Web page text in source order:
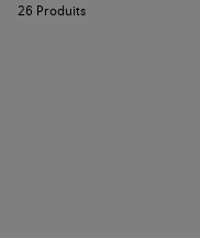
26 Produits